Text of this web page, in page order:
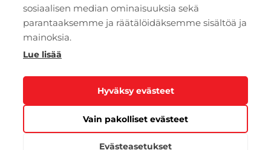
sosiaalisen median ominaisuuksia sekä
parantaaksemme ja räätälöidäksemme sisältöä ja
mainoksia.
Lue lisää
Hyväksy evästeet
Vain pakolliset evästeet
Evästeasetukset